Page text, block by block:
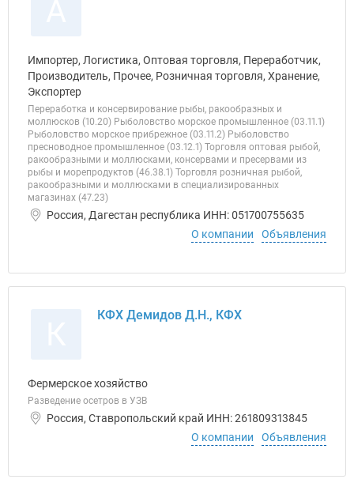
Импортер, Логистика, Оптовая торговля, Переработчик,
Производитель, Прочее, Розничная торговля, Хранение,
Экспортер
Переработка и консервирование рыбы, ракообразных и
моллюсков (10.20) Рыболовство морское промышленное (03.11.1)
Рыболовство морское прибрежное (03.11.2) Рыболовство
пресноводное промышленное (03.12.1) Торговля оптовая рыбой,
ракообразными и моллюсками, консервами и пресервами из
рыбы и морепродуктов (46.38.1) Торговля розничная рыбой,
ракообразными и моллюсками в специализированных
магазинах (47.23)
Россия, Дагестан республика ИНН: 051700755635
О компании
Объявления
КФХ Демидов Д.Н., КФХ
Фермерское хозяйство
Разведение осетров в УЗВ
Россия, Ставропольский край ИНН: 261809313845
О компании
Объявления